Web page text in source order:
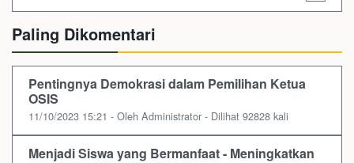
Paling Dikomentari
Pentingnya Demokrasi dalam Pemilihan Ketua
OSIS
11/10/2023 15:21 - Oleh Administrator - Dilihat 92828 kali
Menjadi Siswa yang Bermanfaat - Meningkatkan